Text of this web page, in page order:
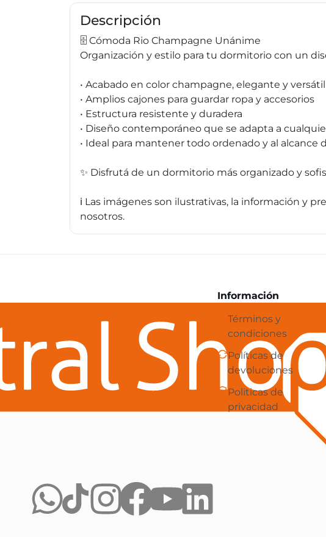
Descripción
🗄️ Cómoda Rio Champagne Unánime
Organización y estilo para tu dormitorio con un
• Acabado en color champagne, elegante y versátil
• Amplios cajones para guardar ropa y accesorios
• Estructura resistente y duradera
• Diseño contemporáneo que se adapta a
• Ideal para mantener todo ordenado y al alcance
✨ Disfrutá de un dormitorio más organizado y
ℹ️ Las imágenes son ilustrativas, la información y
nosotros.
Central Shop es tu e-commerce en
Información
Términos y
condiciones
Políticas de
devoluciones
Politicas de
privacidad